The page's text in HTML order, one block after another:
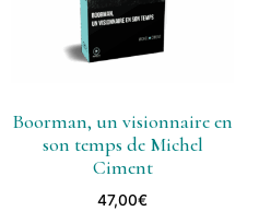
Boorman, un visionnaire en
son temps de Michel
Ciment
47,00€